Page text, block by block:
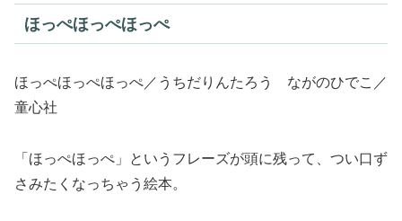
ほっぺほっぺほっぺ
ほっぺほっぺほっぺ／うちだりんたろう ながのひでこ／
童心社
「ほっぺほっぺ」というフレーズが頭に残って、つい口ず
さみたくなっちゃう絵本。